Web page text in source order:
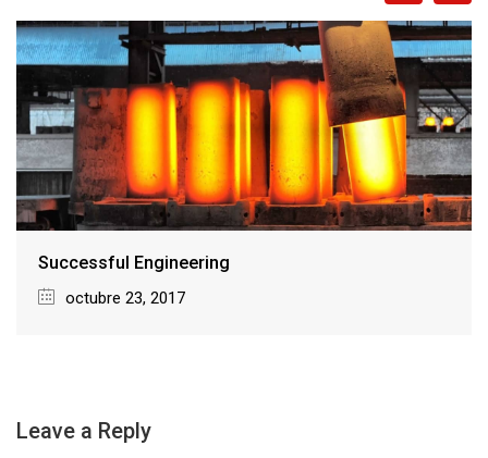
Choosing Best Products
octubre 5, 2017
Leave a Reply